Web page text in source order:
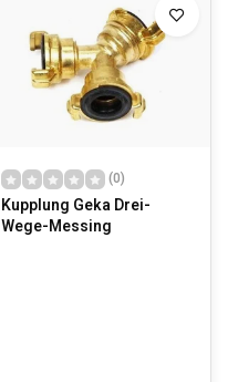
(0)
Kupplung Geka Drei-
Wege-Messing